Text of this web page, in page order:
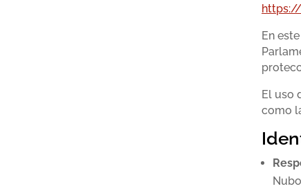
En
El uso
como